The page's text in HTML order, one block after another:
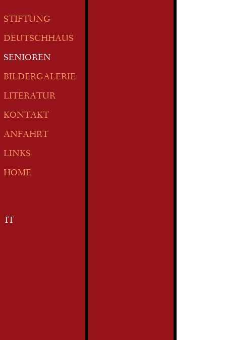
STIFTUNG
DEUTSCHHAUS
SENIOREN
BILDERGALERIE
LITERATUR
KONTAKT
ANFAHRT
LINKS
HOME
IT